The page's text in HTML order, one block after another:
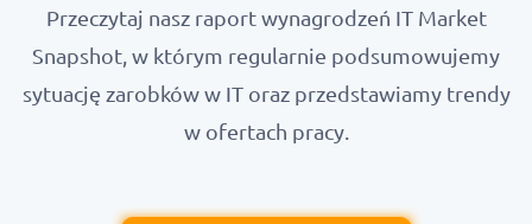
Przeczytaj nasz raport wynagrodzeń IT Market
Snapshot, w którym regularnie podsumowujemy
sytuację zarobków w IT oraz przedstawiamy trendy
w ofertach pracy.